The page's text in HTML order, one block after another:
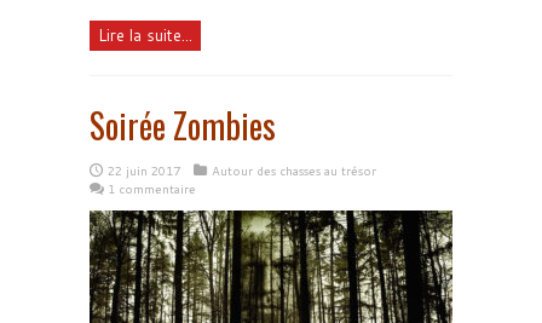
Lire la suite...
Soirée Zombies
22 juin 2017
Autour des chasses au trésor
1 commentaire